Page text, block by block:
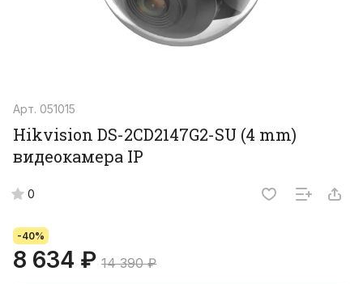
Арт. 051015
Hikvision DS-2CD2147G2-SU (4 mm)
видеокамера IP
0
-40%
8 634 ₽ 14 390 ₽